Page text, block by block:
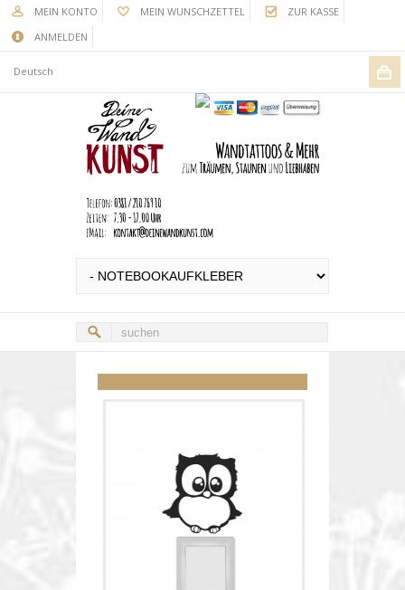
MEIN KONTO MEIN WUNSCHZETTEL
ZUR KASSE
ANMELDEN
Deutsch